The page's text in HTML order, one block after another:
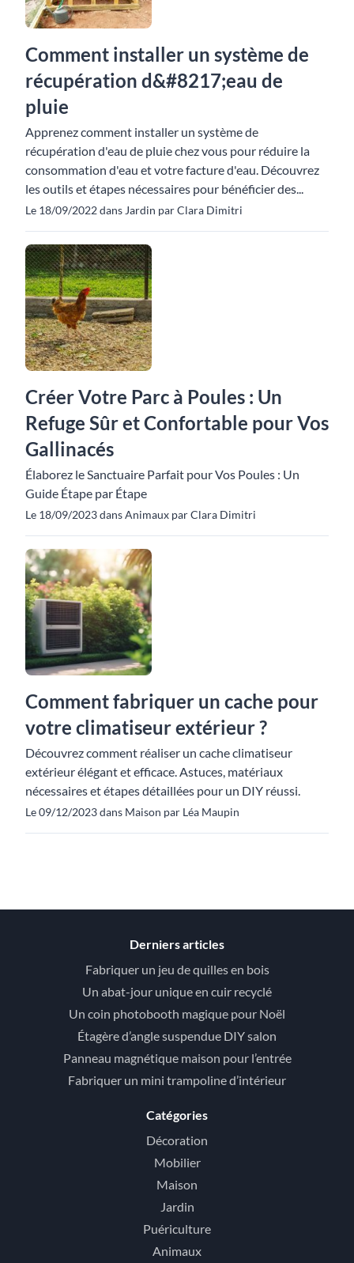
Comment installer un système de
récupération d&#8217;eau de
pluie
Apprenez comment installer un système de
récupération d'eau de pluie chez vous pour réduire la
consommation d'eau et votre facture d'eau. Découvrez
les outils et étapes nécessaires pour bénéficier des...
Le 18/09/2022 dans Jardin par Clara Dimitri
Créer Votre Parc à Poules : Un
Refuge Sûr et Confortable pour Vos
Gallinacés
Élaborez le Sanctuaire Parfait pour Vos Poules : Un
Guide Étape par Étape
Le 18/09/2023 dans Animaux par Clara Dimitri
Comment fabriquer un cache pour
votre climatiseur extérieur ?
Découvrez comment réaliser un cache climatiseur
extérieur élégant et efficace. Astuces, matériaux
nécessaires et étapes détaillées pour un DIY réussi.
Le 09/12/2023 dans Maison par Léa Maupin
Derniers articles
Fabriquer un jeu de quilles en bois
Un abat-jour unique en cuir recyclé
Un coin photobooth magique pour Noël
Étagère d’angle suspendue DIY salon
Panneau magnétique maison pour l’entrée
Fabriquer un mini trampoline d’intérieur
Catégories
Décoration
Mobilier
Maison
Jardin
Puériculture
Animaux